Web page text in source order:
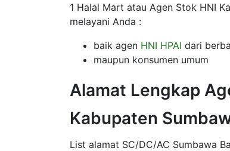
1 Halal Mart atau Agen Stok HNI
melayani Anda :
baik agen HNI HPAI dari
maupun konsumen umum
Alamat Lengkap
Kabupaten
List alamat SC/DC/AC Sumbawa